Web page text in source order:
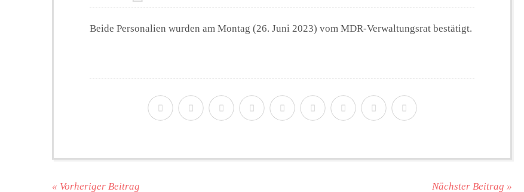
Beide Personalien wurden am Montag (26. Juni 2023) vom MDR-Verwaltungsrat bestätigt.
« Vorheriger Beitrag Nächster Beitrag »